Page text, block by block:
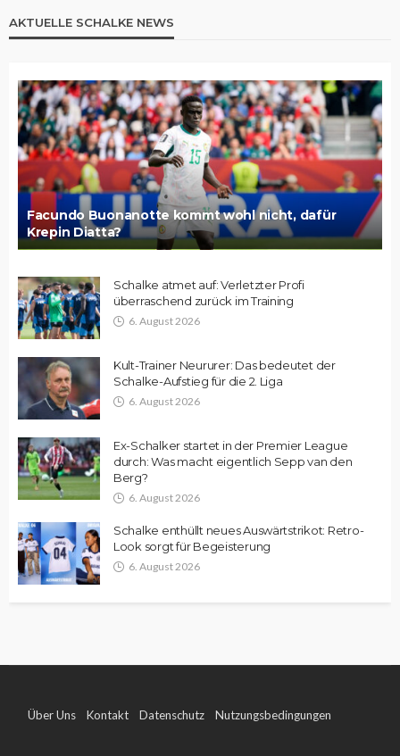
AKTUELLE SCHALKE NEWS
Facundo Buonanotte kommt wohl nicht, dafür
Krepin Diatta?
Schalke atmet auf: Verletzter Profi
überraschend zurück im Training
6. August 2026
Kult-Trainer Neururer: Das bedeutet der
Schalke-Aufstieg für die 2. Liga
6. August 2026
Ex-Schalker startet in der Premier League
durch: Was macht eigentlich Sepp van den
Berg?
6. August 2026
Schalke enthüllt neues Auswärtstrikot: Retro-
Look sorgt für Begeisterung
6. August 2026
Über Uns Kontakt Datenschutz Nutzungsbedingungen